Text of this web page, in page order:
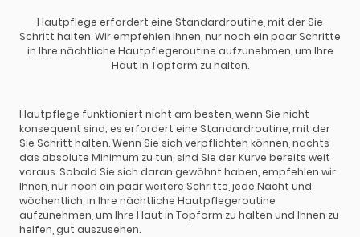
Hautpflege erfordert eine Standardroutine, mit der Sie
Schritt halten. Wir empfehlen Ihnen, nur noch ein paar Schritte
in Ihre nächtliche Hautpflegeroutine aufzunehmen, um Ihre
Haut in Topform zu halten.
Hautpflege funktioniert nicht am besten, wenn Sie nicht
konsequent sind; es erfordert eine Standardroutine, mit der
Sie Schritt halten. Wenn Sie sich verpflichten können, nachts
das absolute Minimum zu tun, sind Sie der Kurve bereits weit
voraus. Sobald Sie sich daran gewöhnt haben, empfehlen wir
Ihnen, nur noch ein paar weitere Schritte, jede Nacht und
wöchentlich, in Ihre nächtliche Hautpflegeroutine
aufzunehmen, um Ihre Haut in Topform zu halten und Ihnen zu
helfen, gut auszusehen.